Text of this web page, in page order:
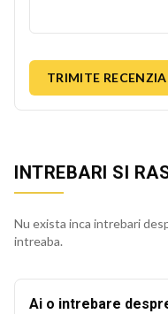
TRIMITE RECENZIA
INTREBARI SI
Nu exista inca intrebari
intreaba.
Ai o intrebare